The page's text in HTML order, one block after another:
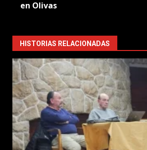
en Olivas
HISTORIAS RELACIONADAS